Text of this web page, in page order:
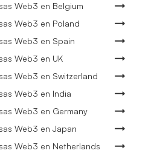
Web3 en Belgium
Web3 en Poland
Web3 en Spain
Web3 en UK
Web3 en Switzerland
Web3 en India
Web3 en Germany
Web3 en Japan
Web3 en Netherlands